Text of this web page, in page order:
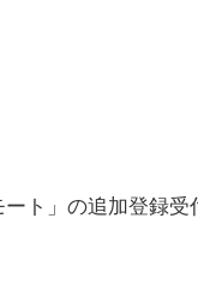
ト」の追加登録受